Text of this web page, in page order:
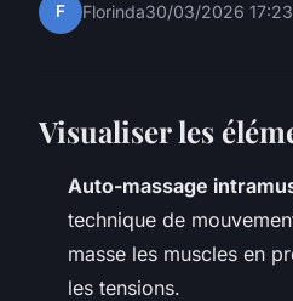
F Florinda30/03/2026 17:23
Visualiser les
Auto-massage
technique de
masse les muscles en
les tensions.